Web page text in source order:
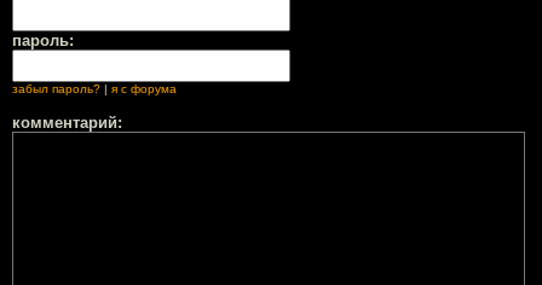
пароль:
забыл пароль? | я с форума
комментарий: